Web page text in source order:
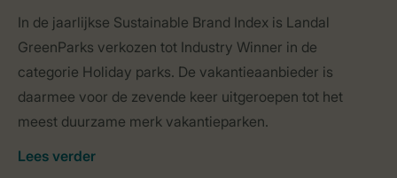
In de jaarlijkse Sustainable Brand Index is Landal
GreenParks verkozen tot Industry Winner in de
categorie Holiday parks. De vakantieaanbieder is
daarmee voor de zevende keer uitgeroepen tot het
meest duurzame merk vakantieparken.
Lees verder